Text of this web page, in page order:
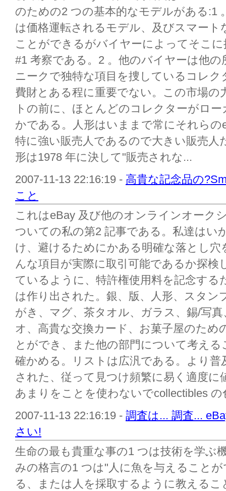
のための2 つの基本的なモデルがある:1
は価格運転されるモデル、及びスマート
ことができるがバイヤーによってそこ
#1 考察である。2 。他のバイヤーは他
ニークで独特な項目を捜しているコレ
費財とある程に重要でない。この市場の
トの前に、ほとんどのコレクターがロ
かである。人形はいままで常にそれら
特に強い販売人であるので大きい販売
形は1978 年に決して"販売されな...
2007-11-13 22:16:19 - 高貴な記念品の
こと
これはeBay 及び他のオンラインオーク
ついての私の第2 記事である。私達はい
け、避けるためにかある明確な落とし
んな項目が実際に取引可能であるか探
ているように、特許権使用料を記念す
は作り出された。銀、版、人形、スタン
がき、マグ、茶タオル、ガラス、錫/写
オ、高貴な交換カード、お菓子屋のた
とができ、また他の部門について考え
確かめる。リストは広汎である。より
された、従って見つけ頻繁に易く適度
あまりをことを使わないでcollectibles の
2007-11-13 22:16:19 - 調査は... 調査...
さい!
生命の最も貴重な事の1 つは技術を学ぶ
みの格言の1 つは"人に魚を与えること
る、または人を採取するように教える